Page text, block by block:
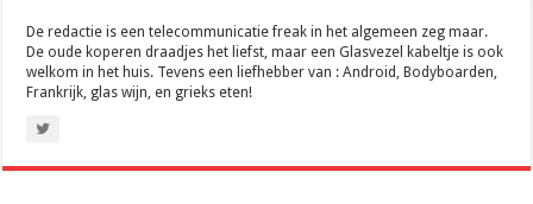
De redactie is een telecommunicatie freak in het algemeen zeg maar.
De oude koperen draadjes het liefst, maar een Glasvezel kabeltje is ook
welkom in het huis. Tevens een liefhebber van : Android, Bodyboarden,
Frankrijk, glas wijn, en grieks eten!